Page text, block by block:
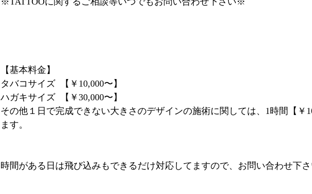
【基本料金】
タバコサイズ  【￥10,000〜】
ハガキサイズ  【￥30,000〜】
その他１日で完成できない大きさのデザインの施術に関しては、1時間【￥
ます。
時間がある日は飛び込みもできるだけ対応してますので、お問い合わせ下